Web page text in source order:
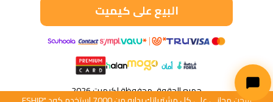
البيع على كيميت
جميع الحقوق محفوظة لكيميت 2026